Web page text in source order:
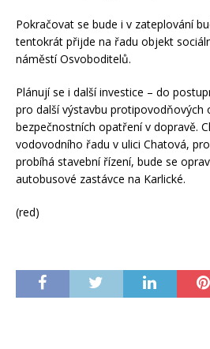
Pokračovat se bude i v zateplování
tentokrát přijde na řadu objekt
náměstí Osvoboditelů.
Plánují se i další investice – do
pro další výstavbu protipovodňových
bezpečnostních opatření v dopravě.
vodovodního řadu v ulici Chatová,
probíhá stavební řízení, bude se
autobusové zastávce na Karlické.
(red)